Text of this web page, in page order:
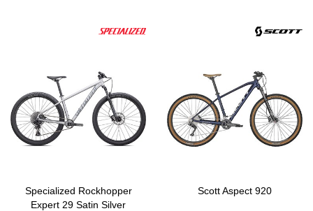
Specialized Rockhopper
Expert 29 Satin Silver
Scott Aspect 920